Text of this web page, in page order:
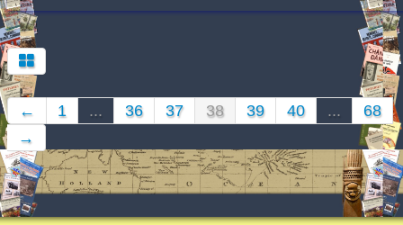
← 1 ... 36 37 38 39 40 ...
68
→